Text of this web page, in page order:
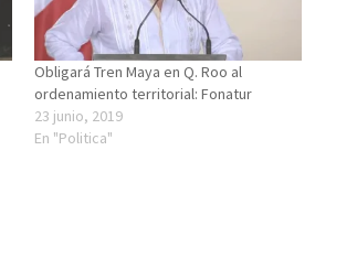
Obligará Tren Maya en Q. Roo al
ordenamiento territorial: Fonatur
23 junio, 2019
En "Politica"